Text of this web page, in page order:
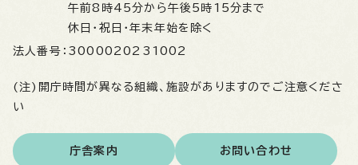
午前8時45分から午後5時15分まで
休日・祝日・年末年始を除く
法人番号： 3000020231002
(注)開庁時間が異なる組織、施設がありますのでご注意くださ
い
庁舎案内 お問い合わせ